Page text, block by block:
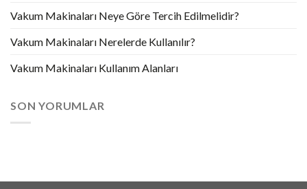
Vakum Makinaları Neye Göre Tercih Edilmelidir?
Vakum Makinaları Nerelerde Kullanılır?
Vakum Makinaları Kullanım Alanları
SON YORUMLAR